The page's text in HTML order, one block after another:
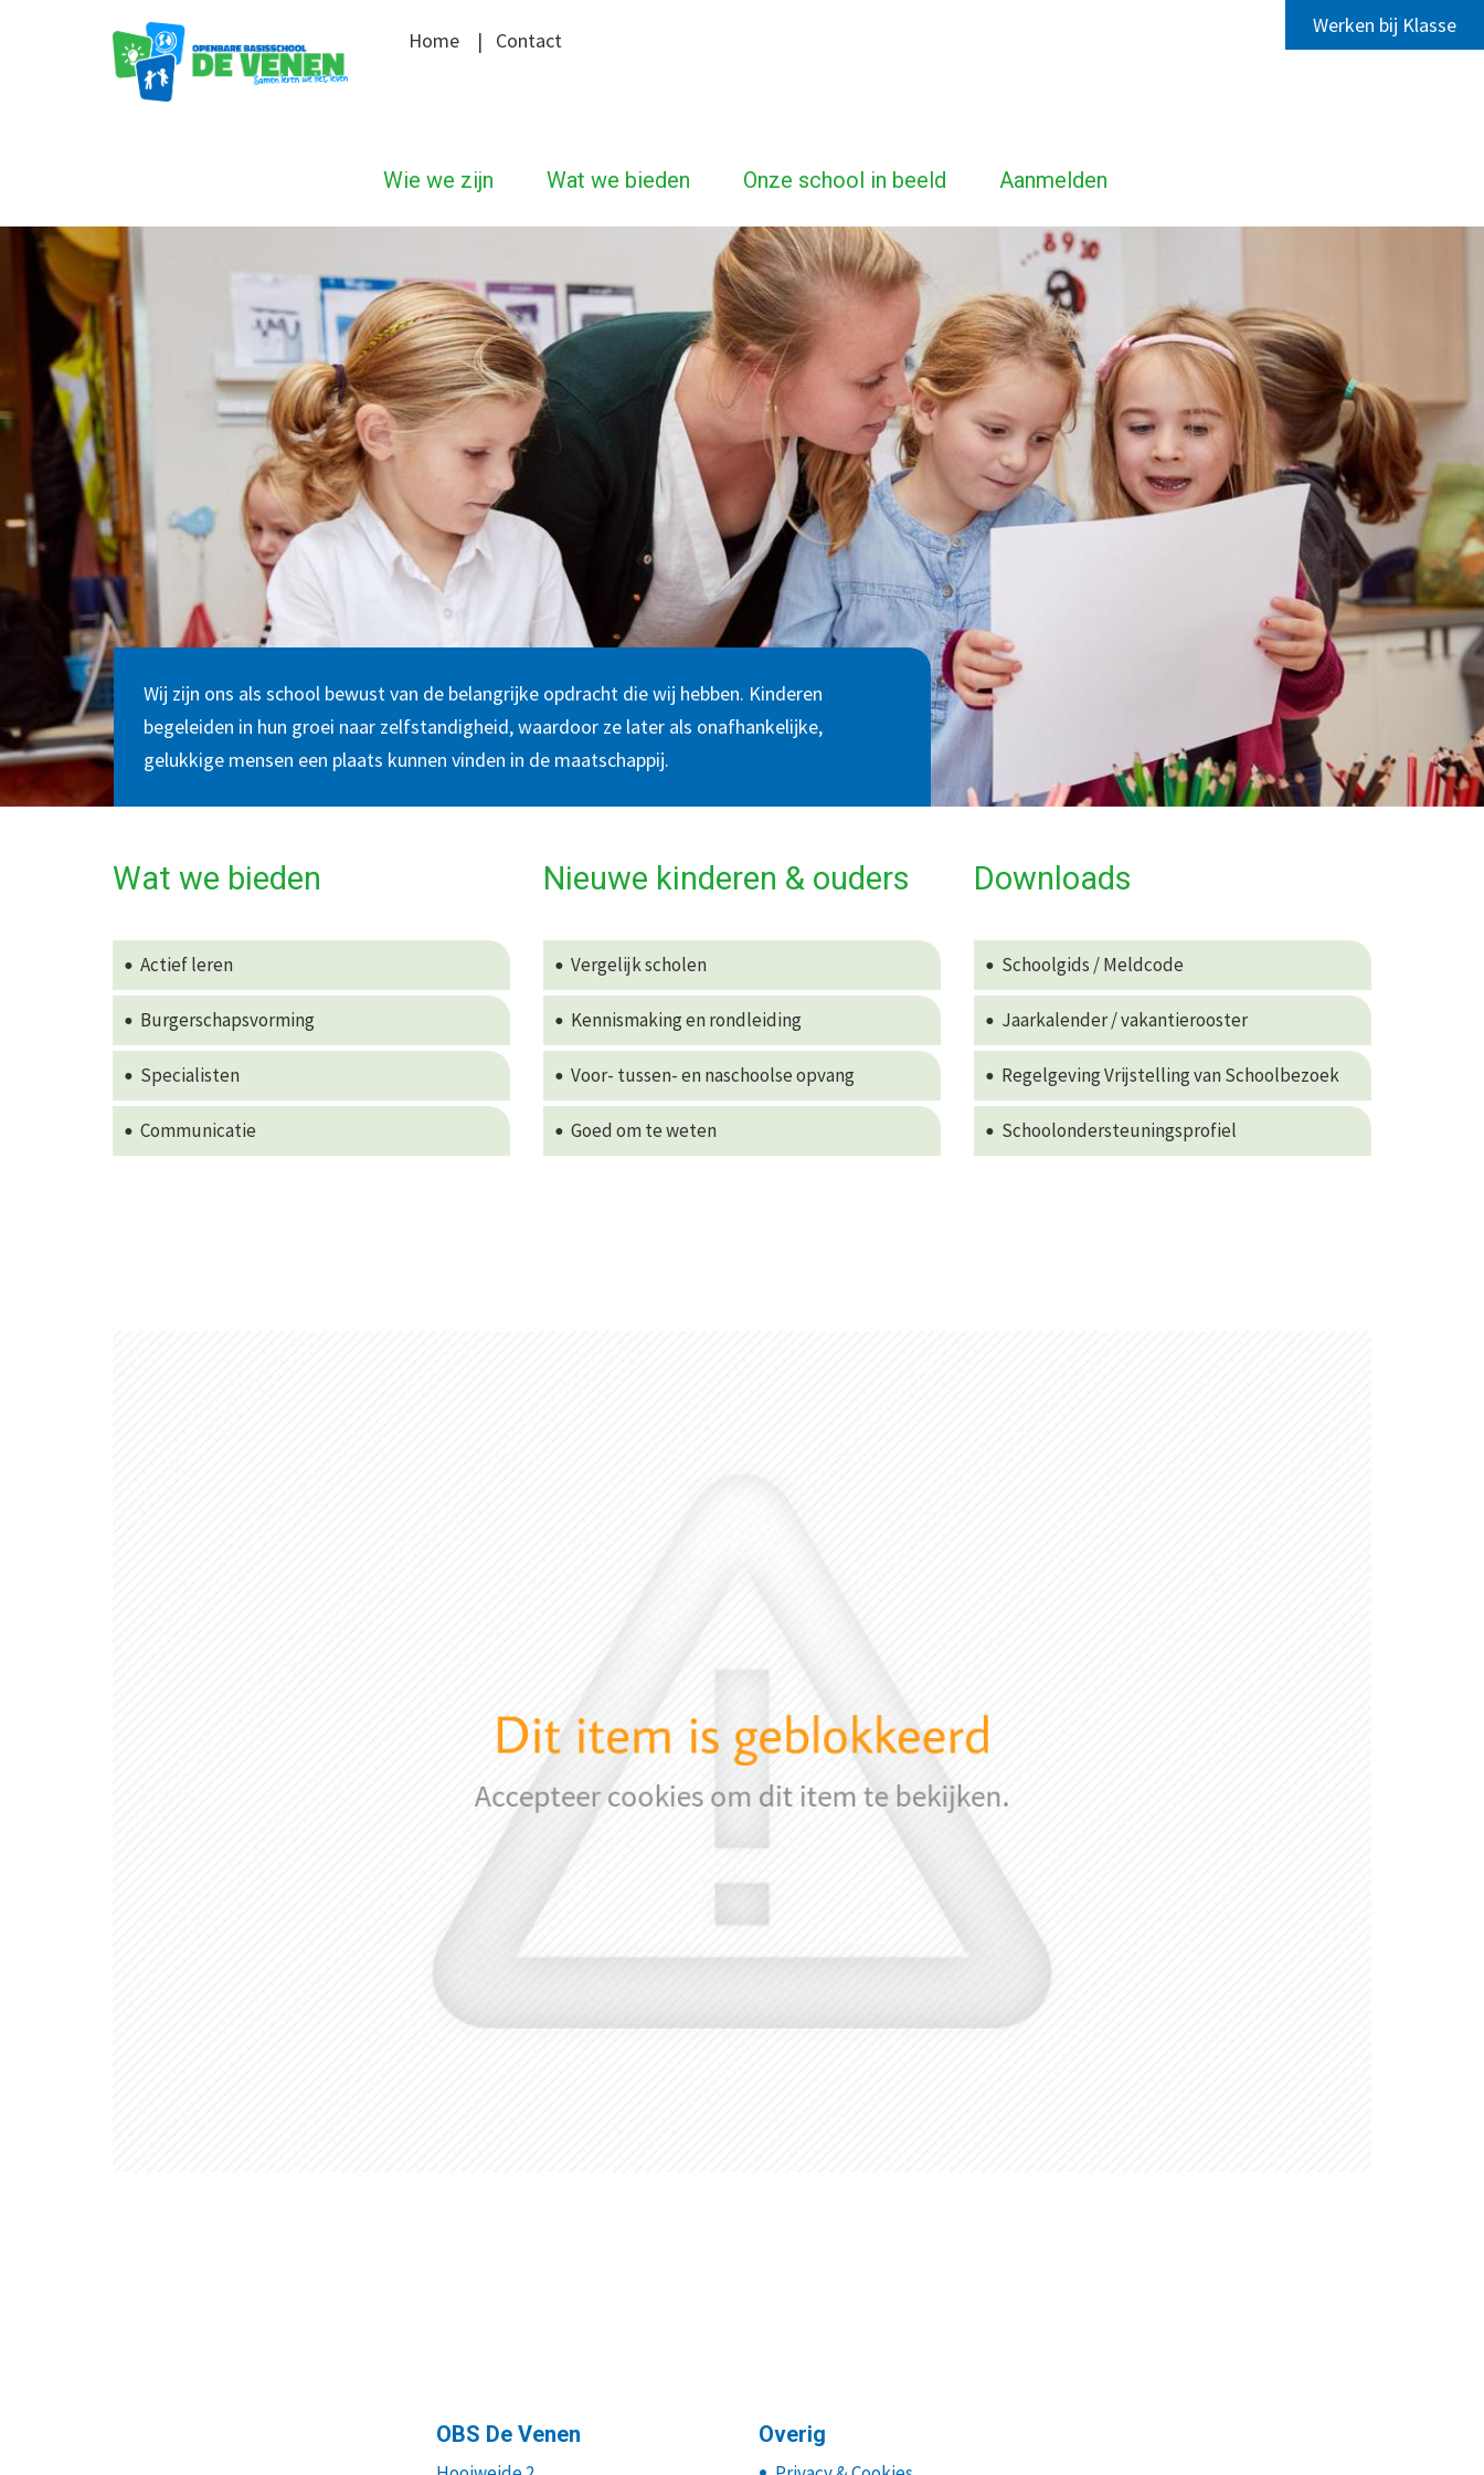
Werken bij Klasse
Home | Contact
Wie we zijn Wat we bieden Onze school in beeld Aanmelden
Wij zijn ons als school bewust van de belangrijke opdracht die wij hebben. Kinderen
begeleiden in hun groei naar zelfstandigheid, waardoor ze later als onafhankelijke,
gelukkige mensen een plaats kunnen vinden in de maatschappij.
Wat we bieden
Actief leren
Burgerschapsvorming
Specialisten
Communicatie
Nieuwe kinderen & ouders
Vergelijk scholen
Kennismaking en rondleiding
Voor- tussen- en naschoolse opvang
Goed om te weten
Downloads
Schoolgids / Meldcode
Jaarkalender / vakantierooster
Regelgeving Vrijstelling van Schoolbezoek
Schoolondersteuningsprofiel
OBS De Venen Overig